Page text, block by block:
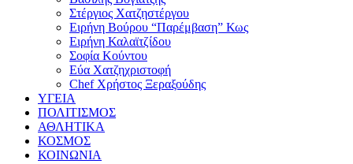
Στέργιος Χατζηστέργου
Ειρήνη Βούρου “Παρέμβαση” Κως
Ειρήνη Καλαϊτζίδου
Σοφία Κούντου
Εύα Χατζηχριστοφή
Chef Χρήστος Ξεραξούδης
ΥΓΕΙΑ
ΠΟΛΙΤΙΣΜΟΣ
ΑΘΛΗΤΙΚΑ
ΚΟΣΜΟΣ
ΚΟΙΝΩΝΙΑ